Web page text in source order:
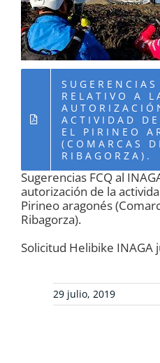
RECURSOS
NOTICIAS
CONTACTO
RELATIVO A
ACTIVIDAD
EL PIRINEO
(COMARCAS
RIBAGORZA).
Sugerencias FCQ al
autorización de la
Pirineo aragonés
Ribagorza).
Solicitud Helibike INAGA
29 julio, 2019